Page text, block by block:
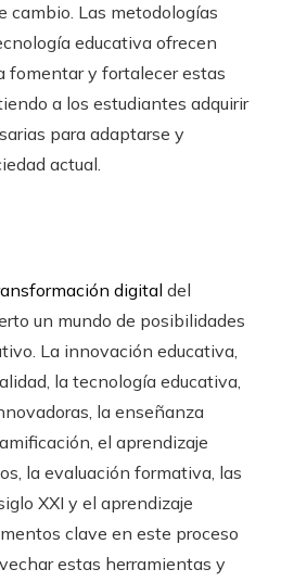
cambio. Las metodologías
educativa ofrecen
fomentar y fortalecer estas
a los estudiantes adquirir
para adaptarse y
actual.
digital del
un mundo de posibilidades
La innovación educativa,
la tecnología educativa,
la enseñanza
el aprendizaje
la evaluación formativa, las
XXI y el aprendizaje
clave en este proceso
estas herramientas y